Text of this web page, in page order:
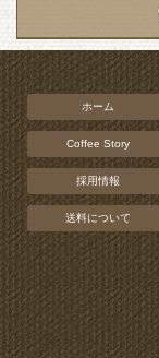
ホーム
Coffee Story
採用情報
送料について